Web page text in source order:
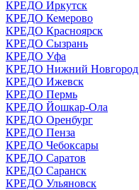
КРЕДО Иркутск
КРЕДО Кемерово
КРЕДО Красноярск
КРЕДО Сызрань
КРЕДО Уфа
КРЕДО Нижний Новгород
КРЕДО Ижевск
КРЕДО Пермь
КРЕДО Йошкар-Ола
КРЕДО Оренбург
КРЕДО Пенза
КРЕДО Чебоксары
КРЕДО Саратов
КРЕДО Саранск
КРЕДО Ульяновск